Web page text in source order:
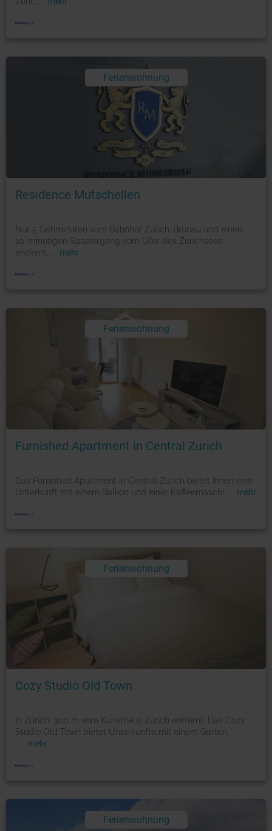
Ferienwohnung
Foto: © booking.com
Residence Mutschellen
Nur 5 Gehminuten vom Bahnhof Zürich-Brunau und einen
10-minütigen Spaziergang vom Ufer des Zürichsees
entfernt
mehr
Ferienwohnung
Foto: © booking.com
Furnished Apartment in Central Zurich
Das Furnished Apartment in Central Zurich bietet Ihnen eine
Unterkunft mit einem Balkon und einer Kaffeemaschi
mehr
Ferienwohnung
Foto: © booking.com
Cozy Studio Old Town
In Zürich, 300 m vom Kunsthaus Zürich entfernt. Das Cozy
Studio Old Town bietet Unterkünfte mit einem Garten,
mehr
Ferienwohnung